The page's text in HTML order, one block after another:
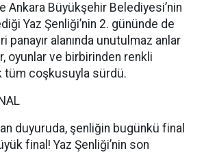
Ankara Büyükşehir Belediyesi’nin
Yaz Şenliği’nin 2. gününde de
panayır alanında unutulmaz anlar
oyunlar ve birbirinden renkli
tüm coşkusuyla sürdü.
duyuruda, şenliğin bugünkü final
final! Yaz Şenliği’nin son